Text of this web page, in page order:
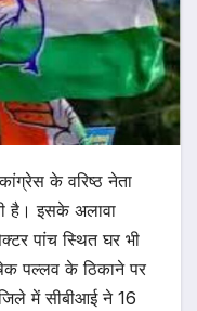
के वरिष्ठ नेता
है। इसके अलावा
पांच स्थित घर भी
पल्लव के ठिकाने पर
जिले में सीबीआई ने 16